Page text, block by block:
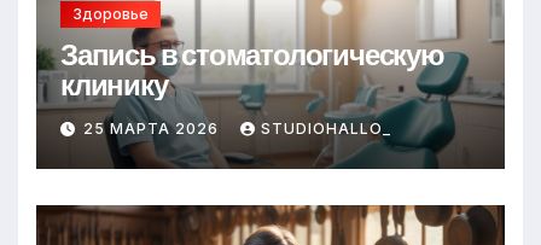
Здоровье
Запись в стоматологическую
клинику
25 МАРТА 2026 STUDIOHALLO_